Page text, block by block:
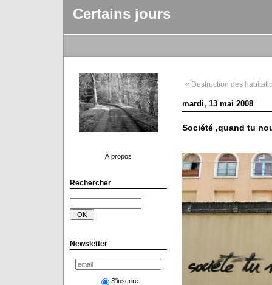
Certains jours
À propos
Rechercher
Newsletter
S'inscrire
« Destruction des
mardi, 13 mai 2008
Société ,quand tu